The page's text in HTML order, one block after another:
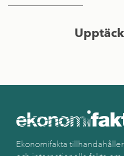
Ekonomifakta